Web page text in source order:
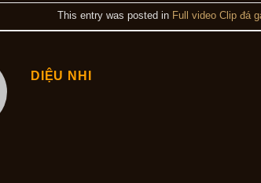
This entry was posted in Full video Clip đá
DIỆU NHI